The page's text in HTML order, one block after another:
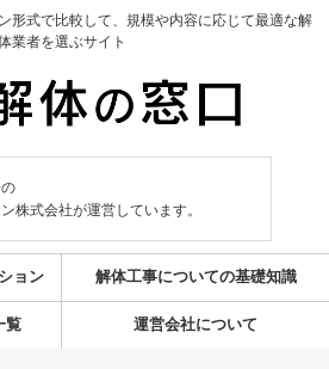
形式で比較して、規模や内容に応じて最適な解
業者を選ぶサイト
株式会社が運営しています。
ョン 解体工事についての基礎知識
覧 運営会社について